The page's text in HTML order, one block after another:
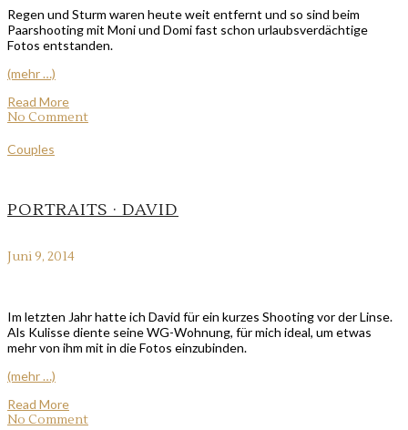
Regen und Sturm waren heute weit entfernt und so sind beim
Paarshooting mit Moni und Domi fast schon urlaubsverdächtige
Fotos entstanden.
(mehr …)
Read More
No Comment
Couples
PORTRAITS · DAVID
Juni 9, 2014
Im letzten Jahr hatte ich David für ein kurzes Shooting vor der Linse.
Als Kulisse diente seine WG-Wohnung, für mich ideal, um etwas
mehr von ihm mit in die Fotos einzubinden.
(mehr …)
Read More
No Comment